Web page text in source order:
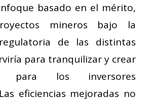
basado en el mérito,
mineros bajo la
de las distintas
para tranquilizar y crear
para los inversores
eficiencias mejoradas no